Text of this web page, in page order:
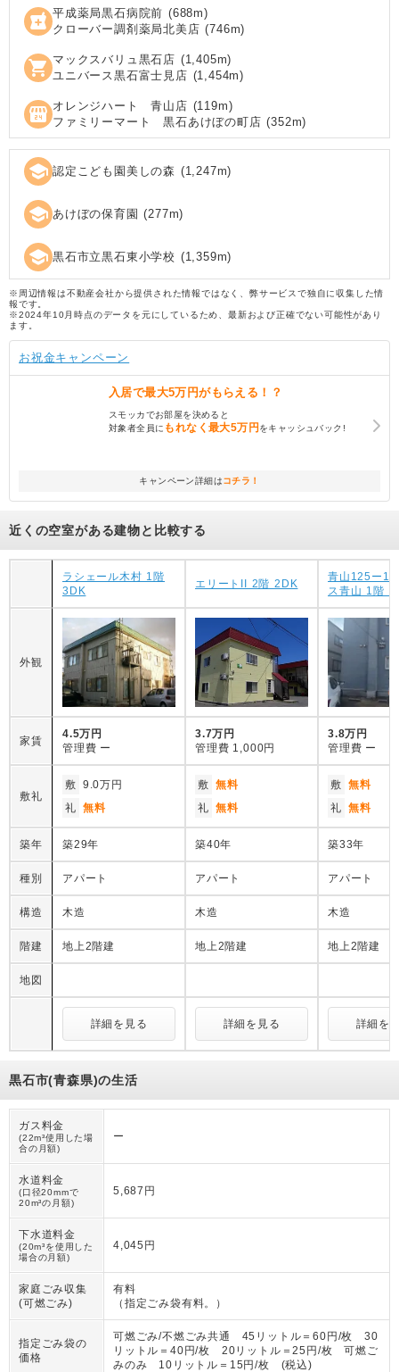
local_pharmacy 平成薬局黒石病院前 (688m)
クローバー調剤薬局北美店 (746m)
shopping_cart マックスバリュ黒石店 (1,405m)
ユニバース黒石富士見店 (1,454m)
local_convenience_store オレンジハート 青山店 (119m)
ファミリーマート 黒石あけぼの町店 (352m)
school 認定こども園美しの森 (1,247m)
school あけぼの保育園 (277m)
school 黒石市立黒石東小学校 (1,359m)
※周辺情報は不動産会社から提供された情報ではなく、弊サービスで独自に収集した情
報です。
※2024年10月時点のデータを元にしているため、最新および正確でない可能性があり
ます。
お祝金キャンペーン
入居で最大5万円がもらえる！？
スモッカでお部屋を決めると
対象者全員に もれなく最大5万円をキャッシュバック!
キャンペーン詳細はコチラ！
近くの空室がある建物と比較する
ラシェール木村 1階
3DK
エリートII 2階 2DK
青山125ー14
ス青山 1階
外観
家賃
4.5万円
管理費 ー
3.7万円
管理費 1,000円
3.8万円
管理費 ー
敷礼
敷 9.0万円
礼 無料
敷 無料
礼 無料
敷 無料
礼 無料
築年 築29年 築40年 築33年
種別 アパート アパート アパート
構造 木造 木造 木造
階建 地上2階建 地上2階建 地上2階建
地図
詳細を見る 詳細を見る 詳細を
黒石市(青森県)の生活
ガス料金
(22m³使用した場
合の月額)
ー
水道料金
(口径20mmで
20m³の月額)
5,687円
下水道料金
(20m³を使用した
場合の月額)
4,045円
家庭ごみ収集
(可燃ごみ)
有料
（ 指定ごみ袋有料。 ）
指定ごみ袋の
価格
可燃ごみ/不燃ごみ共通 45リットル＝60円/枚 30
リットル＝40円/枚 20リットル＝25円/枚 可燃ご
みのみ 10リットル＝15円/枚 (税込)